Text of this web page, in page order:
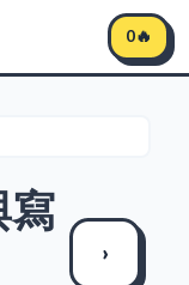
0🔥
寫
›